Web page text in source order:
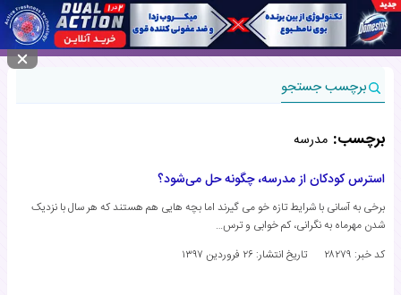
منوی سایت
برچسب جستجو
برچسب: مدرسه
استرس کودکان از مدرسه، چگونه حل می‌شود؟
برخی به آسانی با شرایط تازه خو می گیرند اما بچه هایی هم هستند که هر سال با نزدیک
شدن مهرماه به نگرانی، کم خوابی و ترس…
کد خبر: ۲۸۲۷۹
تاریخ انتشار: ۲۶ فروردین ۱۳۹۷